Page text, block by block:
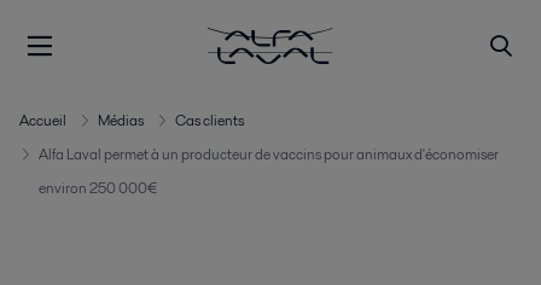
Accueil Médias
Cas clients
Alfa Laval permet à un producteur de vaccins pour animaux d'économiser
environ 250 000€